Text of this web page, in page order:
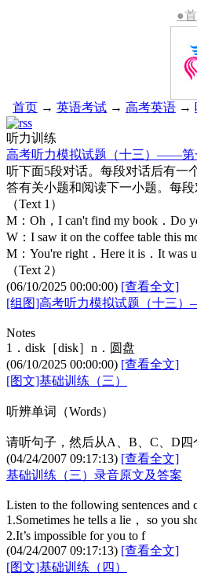
●
首页 → 英语考试 → 高考英语 →
听力训练
高考听力模拟试题（十三）——第
听下面5段对话。每段对话后有一
答有关小题和阅读下一小题。每段
（Text 1）
M：Oh，I can't find my book．Do
W：I saw it on the coffee table this
M：You're right．Here it is．It was
（Text 2）
(06/10/2025 00:00:00) [查看全文]
[组图]高考听力模拟试题（十三
Notes
1．disk［disk］n．圆盘
(06/10/2025 00:00:00) [查看全文]
[图文]基础训练（三）
听辨单词（Words）
请听句子，然后从A、B、C、D
(04/24/2007 09:17:13) [查看全文]
基础训练（三）录音原文及答案
Listen to the following sentences and
1.Sometimes he tells a lie， so you
2.It’s impossible for you to f
(04/24/2007 09:17:13) [查看全文]
[图文]基础训练（四）